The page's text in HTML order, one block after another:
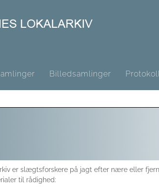
Billedsamlinger
er slægtsforskere på jagt efter nære eller
til rådighed: